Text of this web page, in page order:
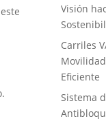
Visión
Carriles
Eficiente
Sistema